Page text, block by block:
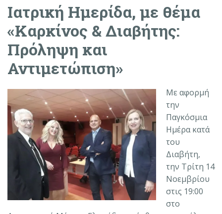
Ιατρική Ημερίδα, με θέμα
«Καρκίνος & Διαβήτης:
Πρόληψη και
Αντιμετώπιση»
Με αφορμή
την
Παγκόσμια
Ημέρα κατά
του
Διαβήτη,
την Τρίτη 14
Νοεμβρίου
στις 19:00
στο